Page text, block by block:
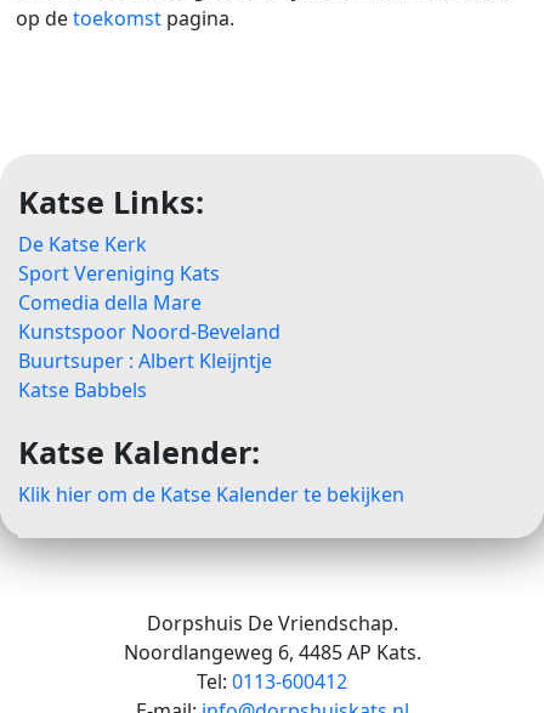
op detoekomst pagina.
Katse Links:
De Katse Kerk
Sport Vereniging Kats
Comedia della Mare
Kunstspoor Noord-Beveland
Buurtsuper : Albert Kleijntje
Katse Babbels
Katse Kalender:
Klik hier om de Katse Kalender te bekijken
Dorpshuis De Vriendschap.
Noordlangeweg 6, 4485 AP Kats.
Tel: 0113-600412